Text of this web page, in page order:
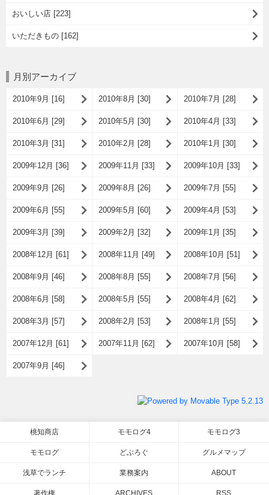
おいしい店 [223]
いただきもの [162]
月別アーカイブ
2010年9月 [16] 2010年8月 [30] 2010年7月 [28]
2010年6月 [29] 2010年5月 [30] 2010年4月 [33]
2010年3月 [31] 2010年2月 [28] 2010年1月 [30]
2009年12月 [36] 2009年11月 [33] 2009年10月 [33]
2009年9月 [26] 2009年8月 [26] 2009年7月 [55]
2009年6月 [55] 2009年5月 [60] 2009年4月 [53]
2009年3月 [39] 2009年2月 [32] 2009年1月 [35]
2008年12月 [61] 2008年11月 [49] 2008年10月 [51]
2008年9月 [46] 2008年8月 [55] 2008年7月 [56]
2008年6月 [58] 2008年5月 [55] 2008年4月 [62]
2008年3月 [57] 2008年2月 [53] 2008年1月 [55]
2007年12月 [61] 2007年11月 [62] 2007年10月 [58]
2007年9月 [46]
桃知商店 モモログ4 モモログ3
モモログ どぶろぐ グルメマップ
浅草でランチ 業務案内 ABOUT